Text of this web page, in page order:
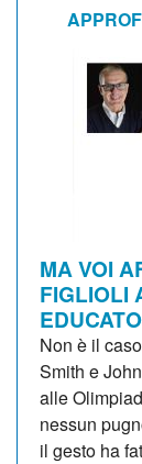
MA VOI
FIGLIOLI
Non è il
Smith e
alle
nessun
il gesto ha